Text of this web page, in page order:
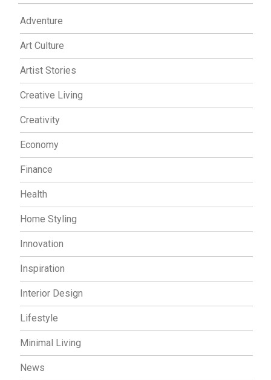
Adventure
Art Culture
Artist Stories
Creative Living
Creativity
Economy
Finance
Health
Home Styling
Innovation
Inspiration
Interior Design
Lifestyle
Minimal Living
News